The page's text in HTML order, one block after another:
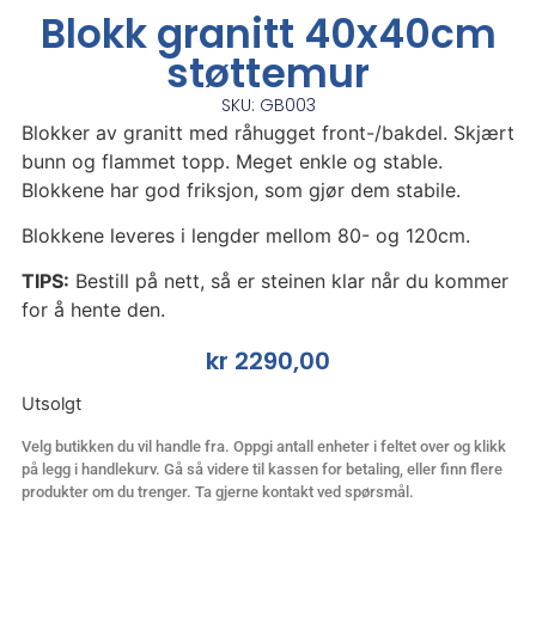
Blokk granitt 40x40cm
støttemur
SKU: GB003
Blokker av granitt med råhugget front-/bakdel. Skjært
bunn og flammet topp. Meget enkle og stable.
Blokkene har god friksjon, som gjør dem stabile.
Blokkene leveres i lengder mellom 80- og 120cm.
TIPS: Bestill på nett, så er steinen klar når du kommer
for å hente den.
kr 2290,00
Utsolgt
Velg butikken du vil handle fra. Oppgi antall enheter i feltet over og klikk
på legg i handlekurv. Gå så videre til kassen for betaling, eller finn flere
produkter om du trenger. Ta gjerne kontakt ved spørsmål.